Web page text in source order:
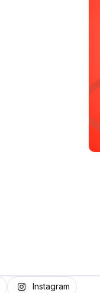
Instagram